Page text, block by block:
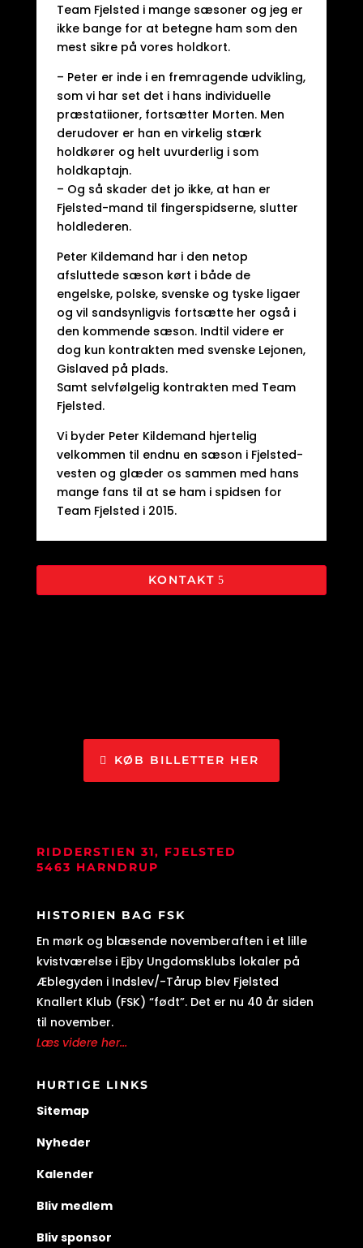
Team Fjelsted i mange sæsoner og jeg er
ikke bange for at betegne ham som den
mest sikre på vores holdkort.
– Peter er inde i en fremragende udvikling,
som vi har set det i hans individuelle
præstatiioner, fortsætter Morten. Men
derudover er han en virkelig stærk
holdkører og helt uvurderlig i som
holdkaptajn.
– Og så skader det jo ikke, at han er
Fjelsted-mand til fingerspidserne, slutter
holdlederen.
Peter Kildemand har i den netop
afsluttede sæson kørt i både de
engelske, polske, svenske og tyske ligaer
og vil sandsynligvis fortsætte her også i
den kommende sæson. Indtil videre er
dog kun kontrakten med svenske Lejonen,
Gislaved på plads.
Samt selvfølgelig kontrakten med Team
Fjelsted.
Vi byder Peter Kildemand hjertelig
velkommen til endnu en sæson i Fjelsted-
vesten og glæder os sammen med hans
mange fans til at se ham i spidsen for
Team Fjelsted i 2015.
KONTAKT
KØB BILLETTER HER
RIDDERSTIEN 31, FJELSTED
5463 HARNDRUP
HISTORIEN BAG FSK
En mørk og blæsende novemberaften i et lille
kvistværelse i Ejby Ungdomsklubs lokaler på
Æblegyden i Indslev/-Tårup blev Fjelsted
Knallert Klub (FSK) “født”. Det er nu 40 år siden
til november.
Læs videre her...
HURTIGE LINKS
Sitemap
Nyheder
Kalender
Bliv medlem
Bliv sponsor